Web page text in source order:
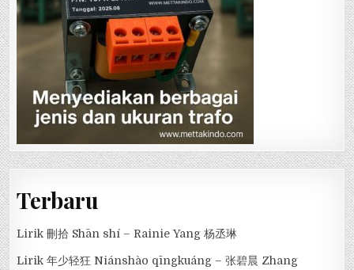
Terbaru
Lirik 刪拾 Shān shí – Rainie Yang 杨丞琳
Lirik 年少轻狂 Niánshào qīngkuáng – 张碧晨 Zhang